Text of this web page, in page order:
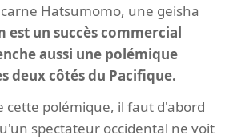
Hatsumomo, une geisha
est un succès commercial
aussi une polémique
deux côtés du Pacifique.
cette polémique, il faut d'abord
spectateur occidental ne voit